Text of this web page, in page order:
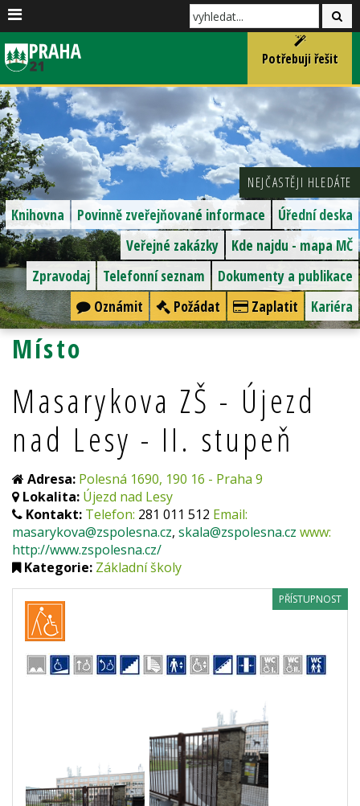
Potřebuji řešit
NEJČASTĚJI HLEDÁTE
Úřední deska
Povinně zveřejňované informace
Knihovna
Kde najdu - mapa MČ
Veřejné zakázky
Dokumenty a publikace
Telefonní seznam
Zpravodaj
Kariéra
Zaplatit
Požádat
Oznámit
Místo
Masarykova ZŠ - Újezd
nad Lesy - II. stupeň
Adresa: Polesná 1690, 190 16 - Praha 9
Lokalita: Újezd nad Lesy
Kontakt: Telefon: 281 011 512 Email:
masarykova@zspolesna.cz, skala@zspolesna.cz www:
http://www.zspolesna.cz/
Kategorie: Základní školy
PŘÍSTUPNOST